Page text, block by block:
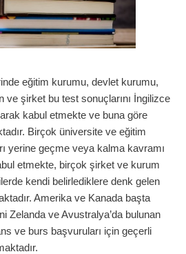
eğitim kurumu, devlet kurumu,
ve şirket bu test sonuçlarını İngilizce
kabul etmekte ve buna göre
Birçok üniversite ve eğitim
yerine geçme veya kalma kavramı
etmekte, birçok şirket ve kurum
kendi belirlediklere denk gelen
Amerika ve Kanada başta
Zelanda ve Avustralya’da bulunan
ve burs başvuruları için geçerli